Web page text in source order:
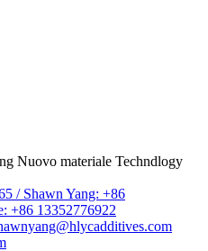
Nuovo materiale Techndlogy
/ Shawn Yang: +86
+86 13352776922